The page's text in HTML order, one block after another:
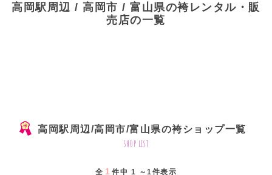
高岡駅周辺 / 高岡市 / 富山県の袴レンタル・販
売店の一覧
高岡駅周辺/高岡市/富山県の袴ショップ一覧
shop list
全 1 件中 1 ～1件表示